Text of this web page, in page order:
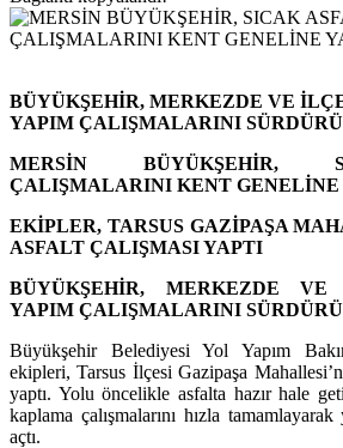
BÜYÜKŞEHİR, MERKEZDE VE
YAPIM ÇALIŞMALARINI
MERSİN BÜYÜKŞEHİR,
ÇALIŞMALARINI KENT GENELİNE
EKİPLER, TARSUS GAZİPAŞA
ASFALT ÇALIŞMASI YAPTI
BÜYÜKŞEHİR, MERKEZDE
YAPIM ÇALIŞMALARINI
Büyükşehir Belediyesi Yol Yapım
ekipleri, Tarsus İlçesi Gazipaşa
yaptı. Yolu öncelikle asfalta hazır hale
kaplama çalışmalarını hızla
açtı.